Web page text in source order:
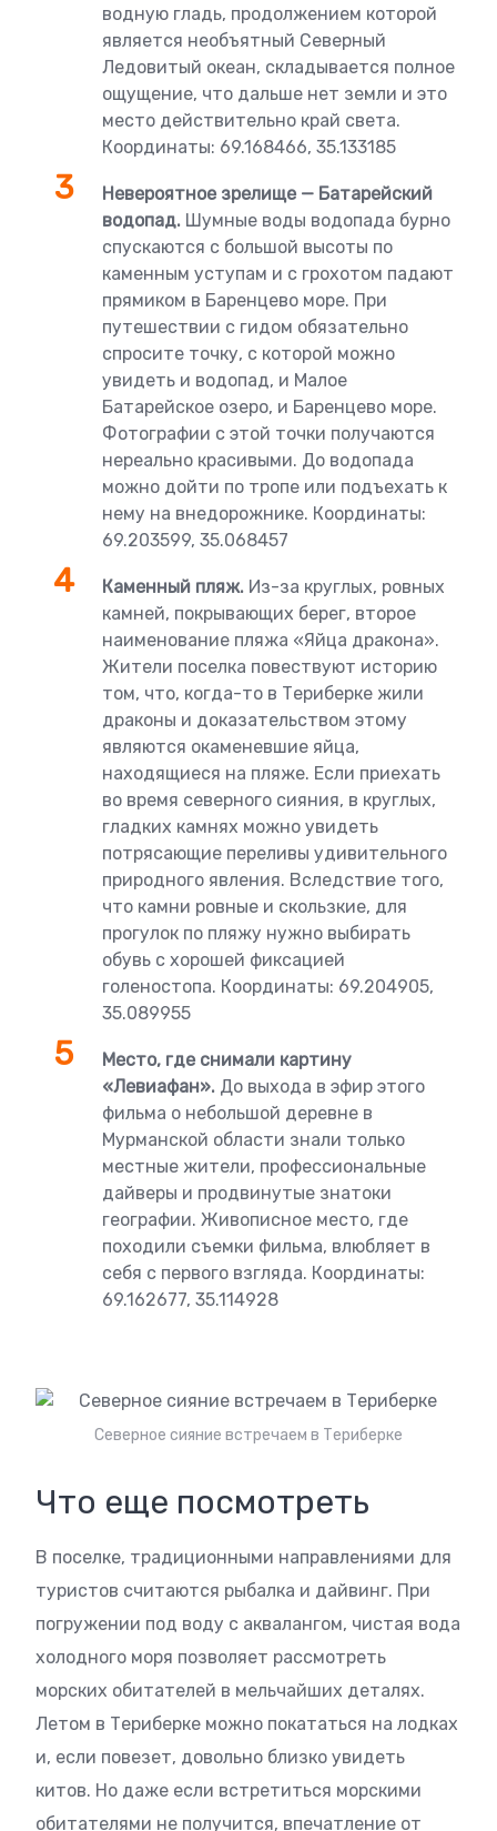
водную гладь, продолжением которой
является необъятный Северный
Ледовитый океан, складывается полное
ощущение, что дальше нет земли и это
место действительно край света.
Координаты: 69.168466, 35.133185
Невероятное зрелище — Батарейский
водопад. Шумные воды водопада бурно
спускаются с большой высоты по
каменным уступам и с грохотом падают
прямиком в Баренцево море. При
путешествии с гидом обязательно
спросите точку, с которой можно
увидеть и водопад, и Малое
Батарейское озеро, и Баренцево море.
Фотографии с этой точки получаются
нереально красивыми. До водопада
можно дойти по тропе или подъехать к
нему на внедорожнике. Координаты:
69.203599, 35.068457
Каменный пляж. Из-за круглых, ровных
камней, покрывающих берег, второе
наименование пляжа «Яйца дракона».
Жители поселка повествуют историю
том, что, когда-то в Териберке жили
драконы и доказательством этому
являются окаменевшие яйца,
находящиеся на пляже. Если приехать
во время северного сияния, в круглых,
гладких камнях можно увидеть
потрясающие переливы удивительного
природного явления. Вследствие того,
что камни ровные и скользкие, для
прогулок по пляжу нужно выбирать
обувь с хорошей фиксацией
голеностопа. Координаты: 69.204905,
35.089955
Место, где снимали картину
«Левиафан». До выхода в эфир этого
фильма о небольшой деревне в
Мурманской области знали только
местные жители, профессиональные
дайверы и продвинутые знатоки
географии. Живописное место, где
походили съемки фильма, влюбляет в
себя с первого взгляда. Координаты:
69.162677, 35.114928
Северное сияние встречаем в Териберке
Что еще посмотреть
В поселке, традиционными направлениями для
туристов считаются рыбалка и дайвинг. При
погружении под воду с аквалангом, чистая вода
холодного моря позволяет рассмотреть
морских обитателей в мельчайших деталях.
Летом в Териберке можно покататься на лодках
и, если повезет, довольно близко увидеть
китов. Но даже если встретиться морскими
обитателями не получится, впечатление от